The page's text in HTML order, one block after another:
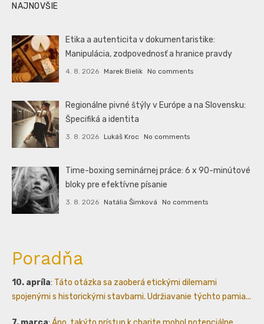
NAJNOVŠIE
Etika a autenticita v dokumentaristike:
Manipulácia, zodpovednosť a hranice pravdy
4. 8. 2026 Marek Bielik No comments
Regionálne pivné štýly v Európe a na Slovensku:
Špecifiká a identita
3. 8. 2026 Lukáš Kroc No comments
Time-boxing seminárnej práce: 6 x 90-minútové
bloky pre efektívne písanie
3. 8. 2026 Natália Šimková No comments
Poradňa
10. apríla: Táto otázka sa zaoberá etickými dilemami
spojenými s historickými stavbami. Udržiavanie týchto pamia...